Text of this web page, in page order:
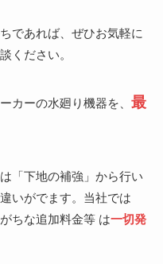
であれば、ぜひお気軽に
ください。
カーの水廻り機器を、 最
「下地の補強」から行い
いがでます。当社では
ちな追加料金等 は一切発